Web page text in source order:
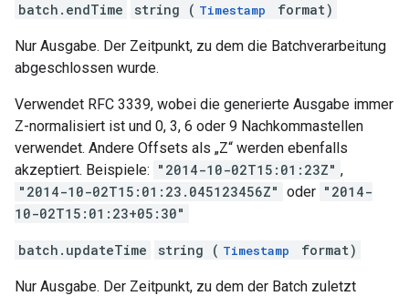
batch.endTime string ( Timestamp format)
Nur Ausgabe. Der Zeitpunkt, zu dem die Batchverarbeitung
abgeschlossen wurde.
Verwendet RFC 3339, wobei die generierte Ausgabe immer
Z-normalisiert ist und 0, 3, 6 oder 9 Nachkommastellen
verwendet. Andere Offsets als „Z“ werden ebenfalls
akzeptiert. Beispiele: "2014-10-02T15:01:23Z" ,
"2014-10-02T15:01:23.045123456Z" oder "2014-
10-02T15:01:23+05:30"
batch.updateTime string ( Timestamp format)
Nur Ausgabe. Der Zeitpunkt, zu dem der Batch zuletzt